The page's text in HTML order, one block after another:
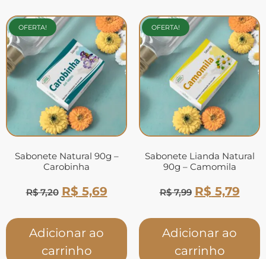
OFERTA!
Sabonete Natural 90g –
Carobinha
R$7,20 R$5,69
Adicionar ao
carrinho
OFERTA!
Sabonete Lianda Natural
90g – Camomila
R$7,99 R$5,79
Adicionar ao
carrinho